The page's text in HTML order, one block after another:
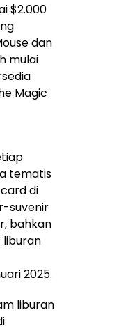
$2.000
dan
mulai
Magic
tematis
di
suvenir
bahkan
liburan
2025.
liburan